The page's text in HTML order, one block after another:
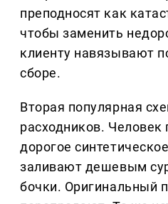
преподносят как
чтобы заменить
клиенту навязывают
сборе.
Вторая популярная
расходников. Человек
дорогое
заливают дешевым
бочки. Оригинальный